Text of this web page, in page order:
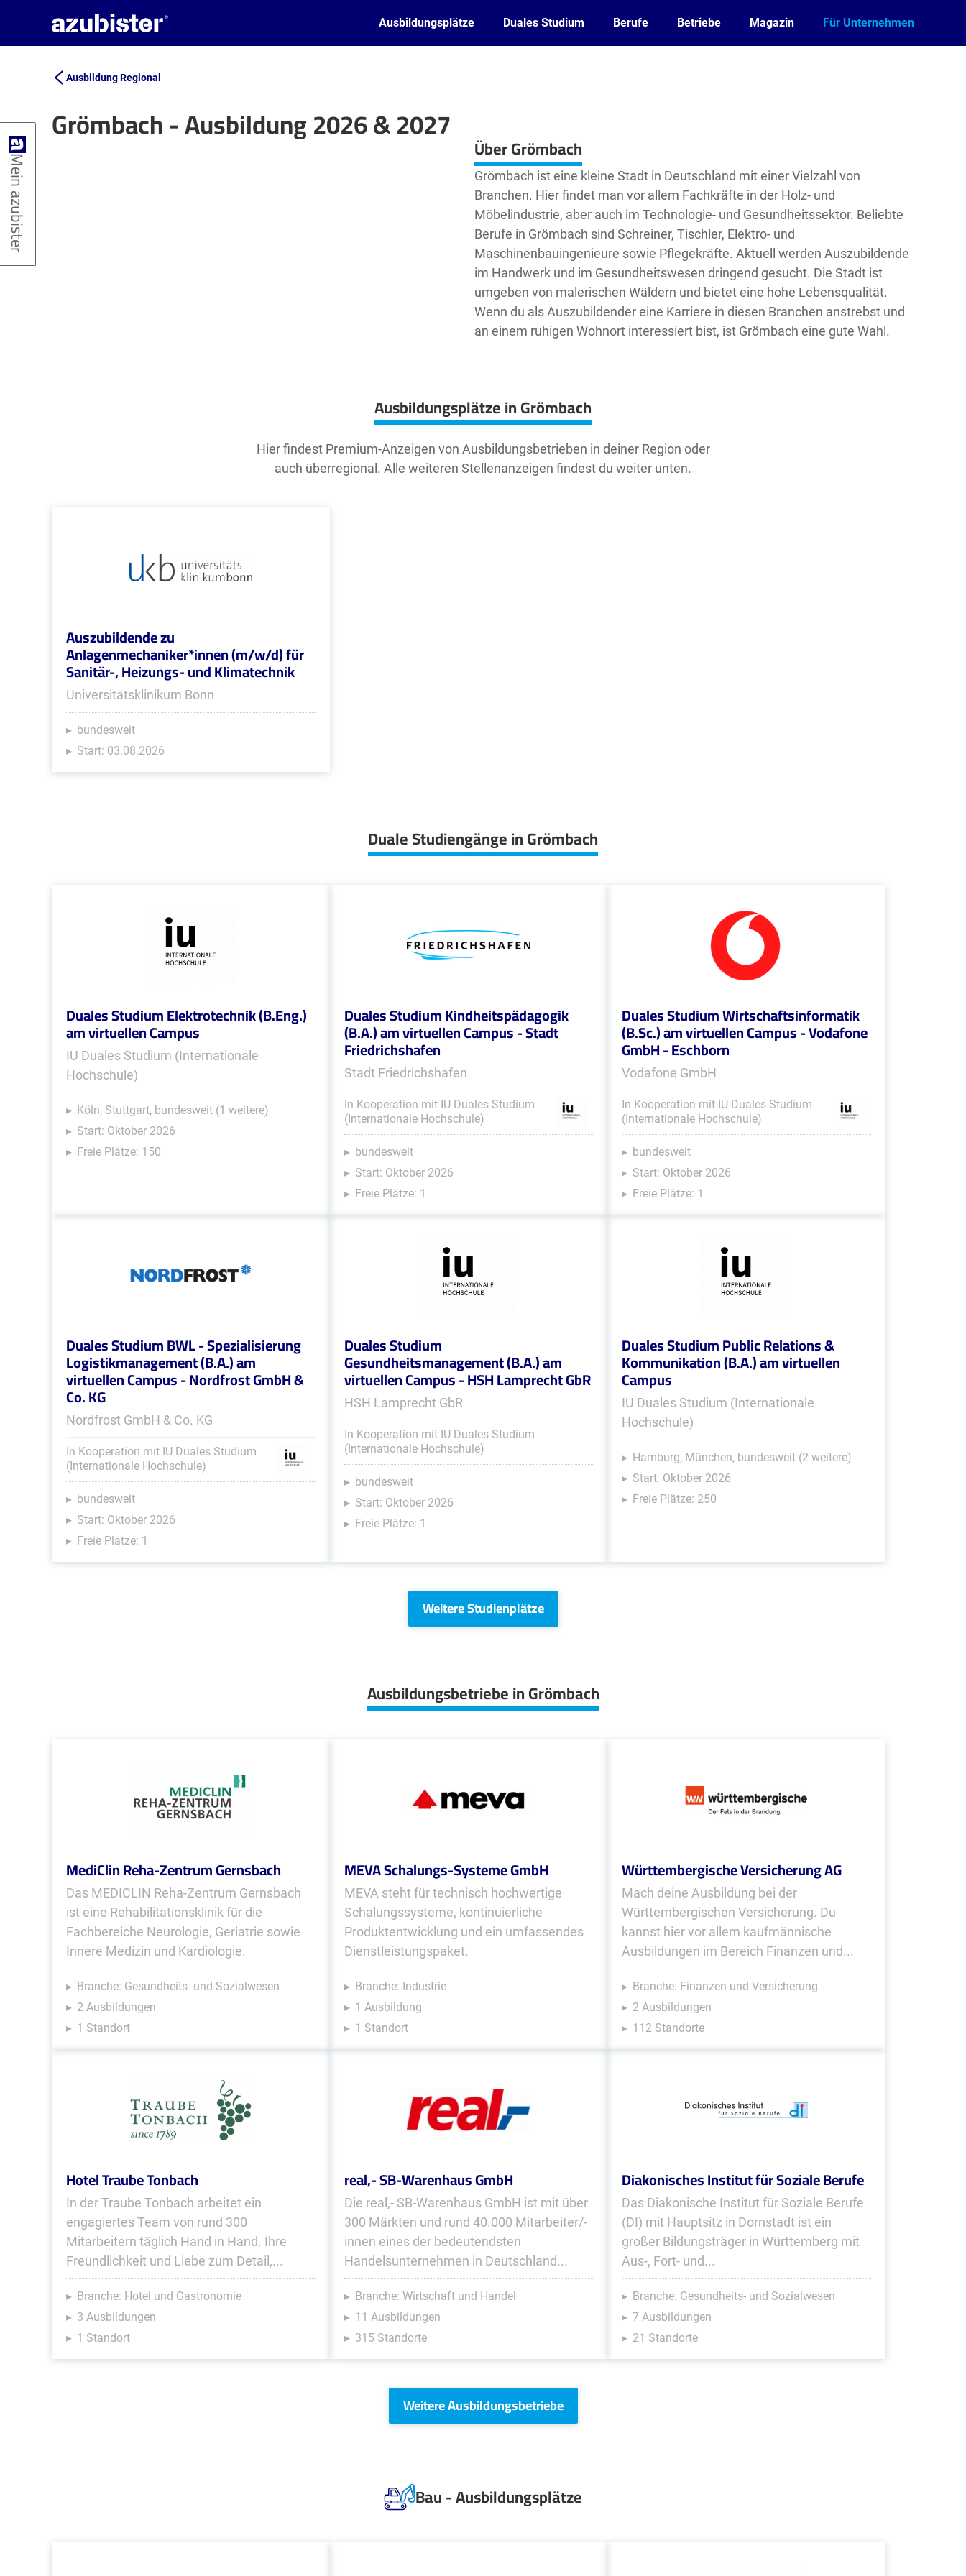
Ausbildungsplätze Duales Studium Berufe Betriebe Magazin Für Unternehmen
Ausbildung Regional
Grömbach - Ausbildung 2026 & 2027
Leaflet| ©OpenStreetMap2contributors Über Grömbach
Grömbach ist eine kleine Stadt in Deutschland mit einer Vielzahl von
Branchen. Hier findet man vor allem Fachkräfte in der Holz- und
Möbelindustrie, aber auch im Technologie- und Gesundheitssektor. Beliebte
Berufe in Grömbach sind Schreiner, Tischler, Elektro- und
Maschinenbauingenieure sowie Pflegekräfte. Aktuell werden Auszubildende
im Handwerk und im Gesundheitswesen dringend gesucht. Die Stadt ist
umgeben von malerischen Wäldern und bietet eine hohe Lebensqualität.
Wenn du als Auszubildender eine Karriere in diesen Branchen anstrebst und
an einem ruhigen Wohnort interessiert bist, ist Grömbach eine gute Wahl.
Ausbildungsplätze in Grömbach
Hier findest Premium-Anzeigen von Ausbildungsbetrieben in deiner Region oder
auch überregional. Alle weiteren Stellenanzeigen findest du weiter unten.
Auszubildende zu
Anlagenmechaniker*innen (m/w/d) für
Sanitär-, Heizungs- und Klimatechnik
Universitätsklinikum Bonn
bundesweit
Start: 03.08.2026
Duale Studiengänge in Grömbach
Duales Studium Elektrotechnik (B.Eng.)
am virtuellen Campus
IU Duales Studium (Internationale
Hochschule)
Köln, Stuttgart, bundesweit (1 weitere)
Start: Oktober 2026
Freie Plätze: 150
Duales Studium Kindheitspädagogik
(B.A.) am virtuellen Campus - Stadt
Friedrichshafen
Stadt Friedrichshafen
In Kooperation mit IU Duales Studium
(Internationale Hochschule)
bundesweit
Start: Oktober 2026
Freie Plätze: 1
Duales Studium Wirtschaftsinformatik
(B.Sc.) am virtuellen Campus - Vodafone
GmbH - Eschborn
Vodafone GmbH
In Kooperation mit IU Duales Studium
(Internationale Hochschule)
bundesweit
Start: Oktober 2026
Freie Plätze: 1
Duales Studium BWL - Spezialisierung
Logistikmanagement (B.A.) am
virtuellen Campus - Nordfrost GmbH &
Co. KG
Nordfrost GmbH & Co. KG
In Kooperation mit IU Duales Studium
(Internationale Hochschule)
bundesweit
Start: Oktober 2026
Freie Plätze: 1
Duales Studium
Gesundheitsmanagement (B.A.) am
virtuellen Campus - HSH Lamprecht GbR
HSH Lamprecht GbR
In Kooperation mit IU Duales Studium
(Internationale Hochschule)
bundesweit
Start: Oktober 2026
Freie Plätze: 1
Duales Studium Public Relations &
Kommunikation (B.A.) am virtuellen
Campus
IU Duales Studium (Internationale
Hochschule)
Hamburg, München, bundesweit (2 weitere)
Start: Oktober 2026
Freie Plätze: 250
Weitere Studienplätze
Ausbildungsbetriebe in Grömbach
MediClin Reha-Zentrum Gernsbach
Das MEDICLIN Reha-Zentrum Gernsbach
ist eine Rehabilitationsklinik für die
Fachbereiche Neurologie, Geriatrie sowie
Innere Medizin und Kardiologie.
Branche: Gesundheits- und Sozialwesen
2 Ausbildungen
1 Standort
MEVA Schalungs-Systeme GmbH
MEVA steht für technisch hochwertige
Schalungssysteme, kontinuierliche
Produktentwicklung und ein umfassendes
Dienstleistungspaket.
Branche: Industrie
1 Ausbildung
1 Standort
Württembergische Versicherung AG
Mach deine Ausbildung bei der
Württembergischen Versicherung. Du
kannst hier vor allem kaufmännische
Ausbildungen im Bereich Finanzen und...
Branche: Finanzen und Versicherung
2 Ausbildungen
112 Standorte
Hotel Traube Tonbach
In der Traube Tonbach arbeitet ein
engagiertes Team von rund 300
Mitarbeitern täglich Hand in Hand. Ihre
Freundlichkeit und Liebe zum Detail,...
Branche: Hotel und Gastronomie
3 Ausbildungen
1 Standort
real,- SB-Warenhaus GmbH
Die real,- SB-Warenhaus GmbH ist mit über
300 Märkten und rund 40.000 Mitarbeiter/-
innen eines der bedeutendsten
Handelsunternehmen in Deutschland...
Branche: Wirtschaft und Handel
11 Ausbildungen
315 Standorte
Diakonisches Institut für Soziale Berufe
Das Diakonische Institut für Soziale Berufe
(DI) mit Hauptsitz in Dornstadt ist ein
großer Bildungsträger in Württemberg mit
Aus-, Fort- und...
Branche: Gesundheits- und Sozialwesen
7 Ausbildungen
21 Standorte
Weitere Ausbildungsbetriebe
Bau - Ausbildungsplätze
Mein azubister